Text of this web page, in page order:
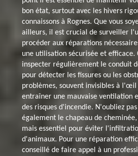
bon état, surtout avec les hivers
connaissons à Rognes. Que vous
ailleurs, il est crucial de surveiller
procéder aux réparations
une utilisation sécurisée et efficace.
inspecter régulièrement le conduit
pour détecter les fissures ou les
problèmes, souvent invisibles à l'œil
entraîner une mauvaise ventilation
des risques d'incendie. N'oubliez
également le chapeau de
mais essentiel pour éviter
d'animaux. Pour une réparation
conseillé de faire appel à un